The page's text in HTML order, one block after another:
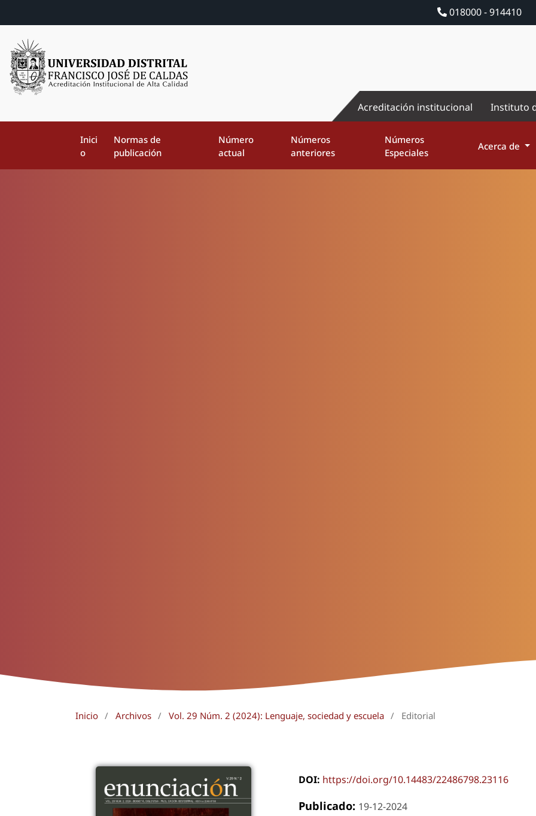
018000 - 914410
Acreditación institucional Instituto
Inici
o
Normas de
publicación
Número
actual
Números
anteriores
Números
Especiales
Acerca de
Inicio / Archivos / Vol. 29 Núm. 2 (2024): Lenguaje, sociedad y escuela / Editorial
DOI: https://doi.org/10.14483/22486798.23116
Publicado: 19-12-2024